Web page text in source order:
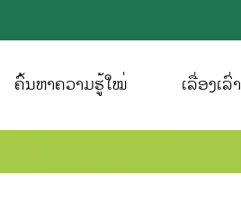
ຄົ້ນຫາຄວາມຮູ້ໃໝ່ ເລື່ອງເລົ່າ